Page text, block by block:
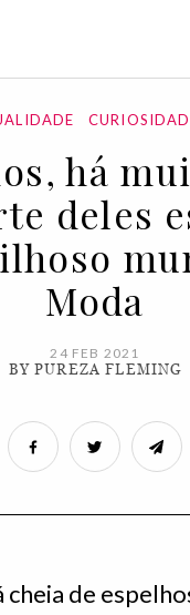
há
deles
Moda
24 FEB 2021
BY PUREZA FLEMING
de